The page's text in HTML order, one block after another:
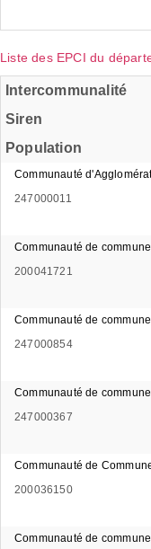
Liste des EPCI du
Intercommunalité
Siren
Population
Communauté
247000011
Communauté de
200041721
Communauté de
247000854
Communauté de
247000367
Communauté de
200036150
Communauté de